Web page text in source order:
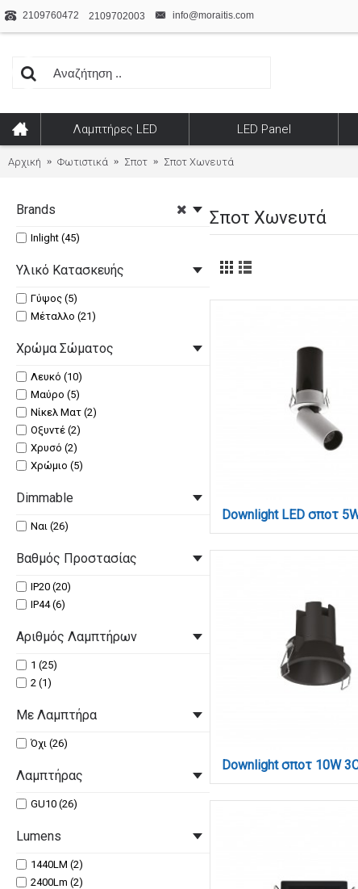
2109760472 2109702003 info@moraitis.com
Λαμπτήρες LED LED Panel
Αρχική Φωτιστικά Σποτ Σποτ Χωνευτά
Brands
Inlight (45)
Υλικό Κατασκευής
Γύψος (5)
Μέταλλο (21)
Χρώμα Σώματος
Λευκό (10)
Μαύρο (5)
Νίκελ Ματ (2)
Οξυντέ (2)
Χρυσό (2)
Χρώμιο (5)
Dimmable
Ναι (26)
Βαθμός Προστασίας
IP20 (20)
IP44 (6)
Αριθμός Λαμπτήρων
1 (25)
2 (1)
Με Λαμπτήρα
Όχι (26)
Λαμπτήρας
GU10 (26)
Lumens
1440LM (2)
2400Lm (2)
Σποτ Χωνευτά